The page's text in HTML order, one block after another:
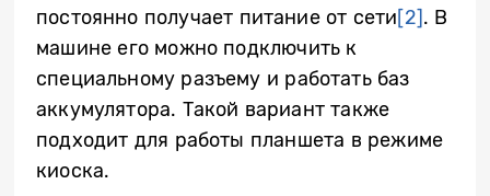
постоянно получает питание от сети[2]. В
машине его можно подключить к
специальному разъему и работать баз
аккумулятора. Такой вариант также
подходит для работы планшета в режиме
киоска.